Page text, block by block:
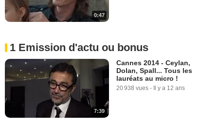
0:47
1 Emission d'actu ou bonus
7:39
Cannes 2014 - Ceylan,
Dolan, Spall... Tous les
lauréats au micro !
20 938 vues - Il y a 12 ans